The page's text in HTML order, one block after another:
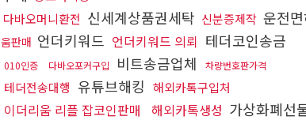
다바오머니환전 신세계상품권세탁 신분증제작 운전
움판매 언더키워드 언더키워드 의뢰 테더코인송금
010인증 다바오포커구입 비트송금업체 차량번호판가격
테더전송대행 유튜브해킹 해외카톡구입처
이더리움 리플 잡코인판매 해외카톡생성 가상화폐선